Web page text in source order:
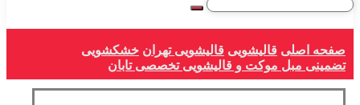
صفحه اصلی قالیشویی قالیشویی تهران خشکشویی
تضمینی مبل موکت و قالیشویی تخصصی تابان